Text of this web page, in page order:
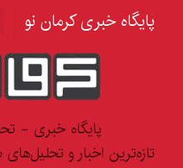
پایگاه خبری کرمان نو
پایگاه خبری -
تازه‌ترین اخبار و